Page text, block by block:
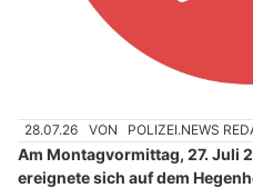
28.07.26 VON POLIZEI.NEWS
Am Montagvormittag, 27. Juli
ereignete sich auf dem